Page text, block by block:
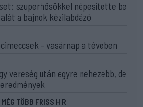
szuperhősökkel népesítette be
a bajnok kézilabdázó
– vasárnap a tévében
vereség után egyre nehezebb, de
MÉG TÖBB FRISS HÍR